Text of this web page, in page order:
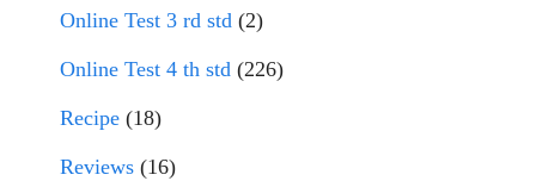
Online Test 3 rd std (2)
Online Test 4 th std (226)
Recipe (18)
Reviews (16)